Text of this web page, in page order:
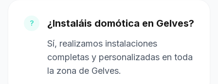
? ¿Instaláis domótica en Gelves?
Sí, realizamos instalaciones
completas y personalizadas en toda
la zona de Gelves.